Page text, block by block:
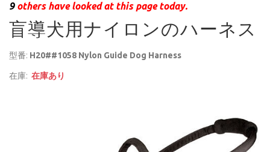
9others have looked at this page today.
盲導犬用ナイロンのハーネス
型番: H20##1058 Nylon Guide Dog Harness
在庫: 在庫あり